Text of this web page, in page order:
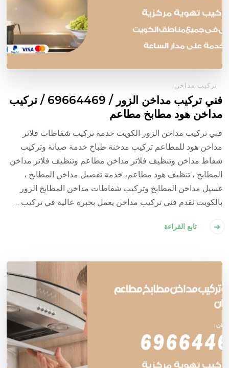
تركيب مداخن
فني تركيب مداخن الزور / 69664469 / تركيب
مداخن هود مطابخ مطاعم
فني تركيب مداخن الزور الكويت خدمة تركيب شفاطات فلاتر
مداخن هود للمطاعم تركيب مدخنة طباخ خدمة صيانة وتركيب
شفاط مداخن وتنظيف فلاتر مداخن مطاعم وتنظيف فلاتر مداخن
المطابخ ، تنظيف هود مطاعم، خدمة تفصيل مداخن المطابخ ،
غسيل مداخن المطابخ وتركيب شفاطات مداخن المطابخ الزور
بالكويت نقدم فني تركيب مداخن يعمل بخبرة عالية في تركيب …
تابع القراءة